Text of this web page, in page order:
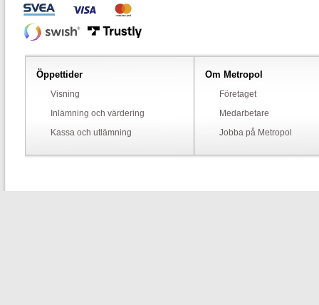
Öppettider
Visning
Inlämning och värdering
Kassa och utlämning
Om Metropol
Företaget
Medarbetare
Jobba på Metropol